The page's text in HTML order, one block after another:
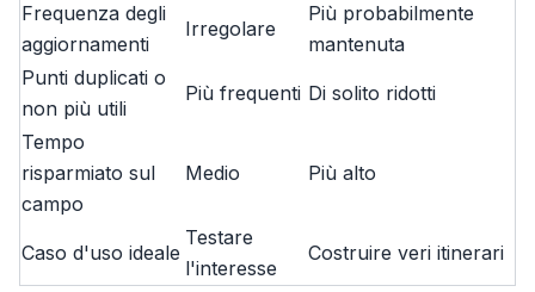
Frequenza degli
aggiornamenti
Irregolare
Più probabilmente
mantenuta
Punti duplicati o
non più utili
Più frequenti Di solito ridotti
Tempo
risparmiato sul
campo
Medio Più alto
Caso d'uso ideale
Testare
l'interesse
Costruire veri itinerari